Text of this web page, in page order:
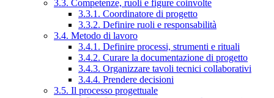
3.3. Competenze, ruoli e figure coinvolte
3.3.1. Coordinatore di progetto
3.3.2. Definire ruoli e responsabilità
3.4. Metodo di lavoro
3.4.1. Definire processi, strumenti e rituali
3.4.2. Curare la documentazione di progetto
3.4.3. Organizzare tavoli tecnici collaborativi
3.4.4. Prendere decisioni
3.5. Il processo progettuale